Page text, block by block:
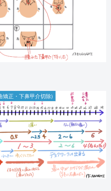
矯正・下鼻甲介切除)